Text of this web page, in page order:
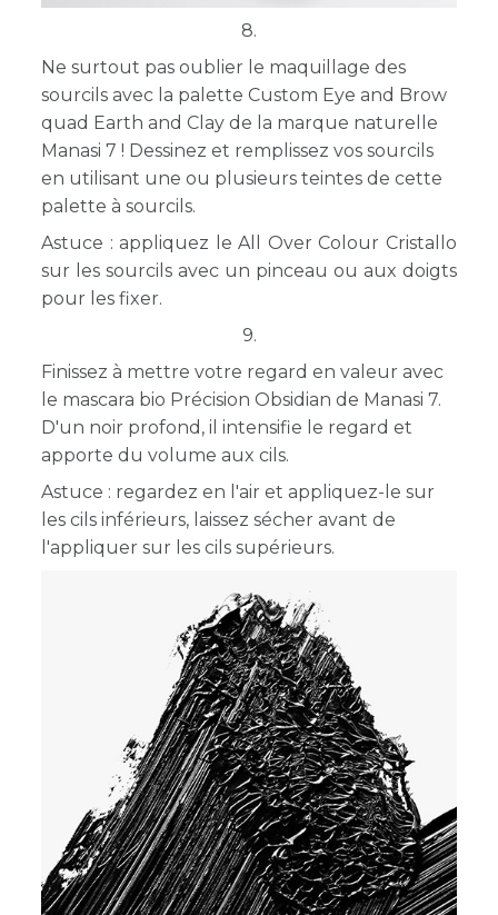
8.
Ne surtout pas oublier le maquillage des
sourcils avec la palette Custom Eye and Brow
quad Earth and Clay de la marque naturelle
Manasi 7 ! Dessinez et remplissez vos sourcils
en utilisant une ou plusieurs teintes de cette
palette à sourcils.
Astuce : appliquez le All Over Colour Cristallo
sur les sourcils avec un pinceau ou aux doigts
pour les fixer.
9.
Finissez à mettre votre regard en valeur avec
le mascara bio Précision Obsidian de Manasi 7.
D'un noir profond, il intensifie le regard et
apporte du volume aux cils.
Astuce : regardez en l'air et appliquez-le sur
les cils inférieurs, laissez sécher avant de
l'appliquer sur les cils supérieurs.